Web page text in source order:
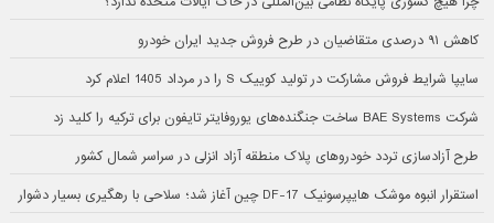
کاهش ۹۱ درصدی متقاضیان در طرح فروش جدید ایران خودرو
سایپا شرایط فروش مشارکت در تولید کوییک S را در مرداد 1405 اعلام کرد
شرکت BAE Systems ساخت جنگنده‌های یوروفایتر تایفون برای ترکیه را کلید زد
طرح آزادسازی تردد خودروهای پلاک منطقه آزاد انزلی در سراسر شمال کشور
استقرار انبوه موشک هایپرسونیک DF-17 چین آغاز شد؛ سلاحی با رهگیری بسیار دشوار